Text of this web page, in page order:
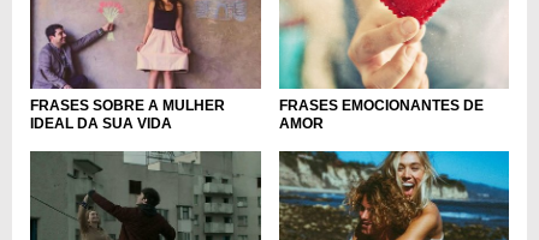
FRASES SOBRE A MULHER
IDEAL DA SUA VIDA
FRASES EMOCIONANTES DE
AMOR